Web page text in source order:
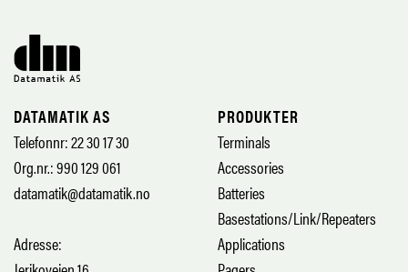
DATAMATIK AS
Telefonnr: 22 30 17 30
Org.nr.: 990 129 061
datamatik@datamatik.no
Adresse:
PRODUKTER
Terminals
Accessories
Batteries
Basestations/Link/Repeaters
Applications